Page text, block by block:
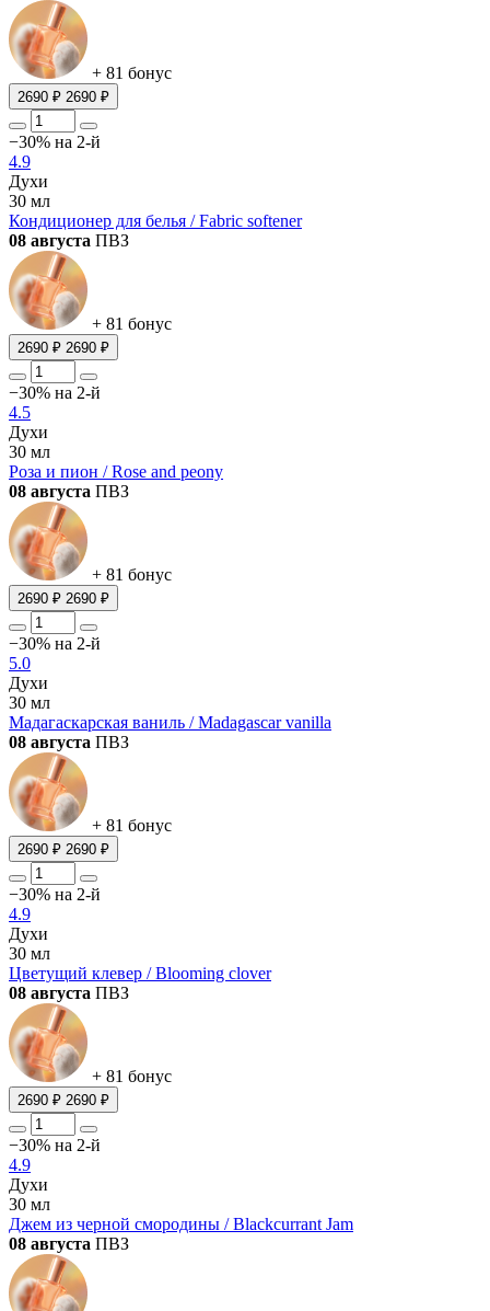
+ 81 бонус
2690 ₽ 2690 ₽
−30% на 2-й
4.9
Духи
30 мл
Кондиционер для белья / Fabric softener
08 августа ПВЗ
+ 81 бонус
2690 ₽ 2690 ₽
−30% на 2-й
4.5
Духи
30 мл
Роза и пион / Rose and peony
08 августа ПВЗ
+ 81 бонус
2690 ₽ 2690 ₽
−30% на 2-й
5.0
Духи
30 мл
Мадагаскарская ваниль / Madagascar vanilla
08 августа ПВЗ
+ 81 бонус
2690 ₽ 2690 ₽
−30% на 2-й
4.9
Духи
30 мл
Цветущий клевер / Blooming clover
08 августа ПВЗ
+ 81 бонус
2690 ₽ 2690 ₽
−30% на 2-й
4.9
Духи
30 мл
Джем из черной смородины / Blackcurrant Jam
08 августа ПВЗ